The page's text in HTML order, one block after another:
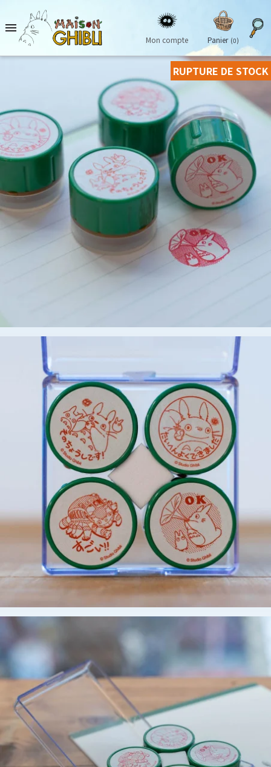

Mon compte Panier (0)
RUPTURE DE STOCK